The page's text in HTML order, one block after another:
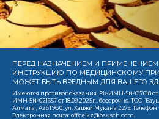
ПЕРЕД НАЗНАЧЕНИЕМ И
ИНСТРУКЦИЮ ПО МЕДИЦИНСКОМУ
МОЖЕТ БЫТЬ ВРЕДНЫМ ДЛЯ ВАШЕГО
Имеются противопоказания. РК-ИМН-5№017018 от
ИМН-5№021657 от 18.09.2025г., бессрочно. ТОО
Алматы, A26T9G0, ул. Хаджи Мукана 22/5. Телефон + 7
Электронная почта:office.kz@bausch.com